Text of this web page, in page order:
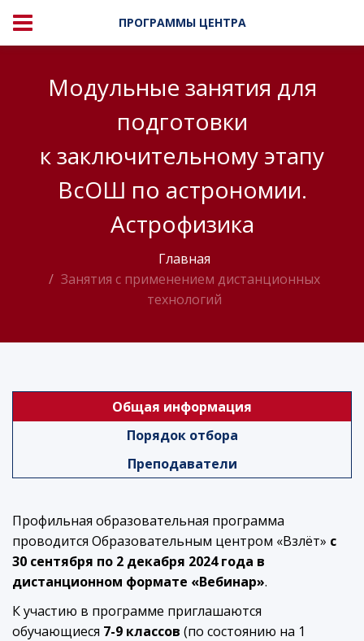
ПРОГРАММЫ ЦЕНТРА
Модульные занятия для
подготовки
к заключительному этапу
ВсОШ по астрономии.
Астрофизика
Главная
Занятия с применением дистанционных
технологий
Общая информация
Порядок отбора
Преподаватели
Профильная образовательная программа
проводится Образовательным центром «Взлёт» с
30 сентября по 2 декабря 2024 года в
дистанционном формате «Вебинар».
К участию в программе приглашаются
обучающиеся 7-9 классов (по состоянию на 1